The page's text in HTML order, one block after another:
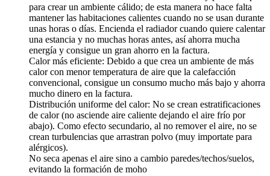
para crear un ambiente cálido; de esta manera no hace falta
mantener las habitaciones calientes cuando no se usan durante
unas horas o días. Encienda el radiador cuando quiere calentar
una estancia y no muchas horas antes, así ahorra mucha
energía y consigue un gran ahorro en la factura.
Calor más eficiente: Debido a que crea un ambiente de más
calor con menor temperatura de aire que la calefacción
convencional, consigue un consumo mucho más bajo y ahorra
mucho dinero en la factura.
Distribución uniforme del calor: No se crean estratificaciones
de calor (no asciende aire caliente dejando el aire frío por
abajo). Como efecto secundario, al no remover el aire, no se
crean turbulencias que arrastran polvo (muy importate para
alérgicos).
No seca apenas el aire sino a cambio paredes/techos/suelos,
evitando la formación de moho